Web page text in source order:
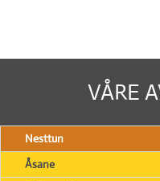
VÅRE
Nesttun
Åsane